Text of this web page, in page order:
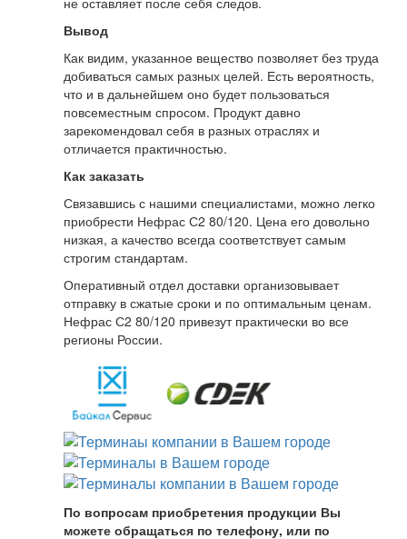
Вывод
Как видим, указанное вещество позволяет без труда
добиваться самых разных целей. Есть вероятность,
что и в дальнейшем оно будет пользоваться
повсеместным спросом. Продукт давно
зарекомендовал себя в разных отраслях и
отличается практичностью.
Как заказать
Связавшись с нашими специалистами, можно легко
приобрести Нефрас С2 80/120. Цена его довольно
низкая, а качество всегда соответствует самым
строгим стандартам.
Оперативный отдел доставки организовывает
отправку в сжатые сроки и по оптимальным ценам.
Нефрас С2 80/120 привезут практически во все
регионы России.
По вопросам приобретения продукции Вы
можете обращаться по телефону, или по